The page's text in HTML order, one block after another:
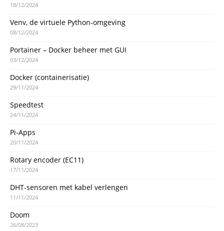
18/12/2024
Venv, de virtuele Python-omgeving
08/12/2024
Portainer – Docker beheer met GUI
03/12/2024
Docker (containerisatie)
29/11/2024
Speedtest
24/11/2024
Pi-Apps
20/11/2024
Rotary encoder (EC11)
17/11/2024
DHT-sensoren met kabel verlengen
11/11/2024
Doom
26/08/2023